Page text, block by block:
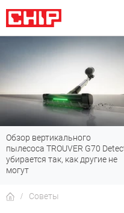
Обзор вертикального
пылесоса TROUVER G70
убирается так, как другие не
могут
Советы